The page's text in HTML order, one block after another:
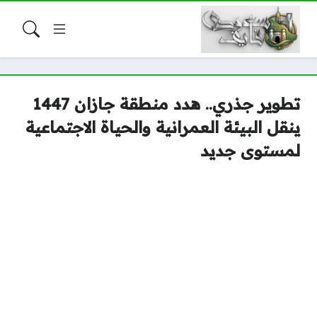
تطوير جذري.. هدد منطقة جازان 1447
ينقل البيئة العمرانية والحياة الاجتماعية
لمستوى جديد